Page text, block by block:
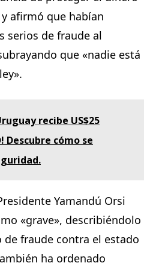
afirmó que habían
serios de fraude al
que «nadie está
recibe US$25
Descubre cómo se
Yamandú Orsi
«grave», describiéndolo
fraude contra el estado
ha ordenado